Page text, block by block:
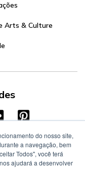
Arts & Culture
do nosso site,
a navegação, bem
Todos", você terá
ajudará a desenvolver